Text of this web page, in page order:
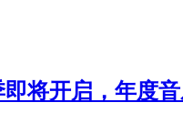
将开启，年度